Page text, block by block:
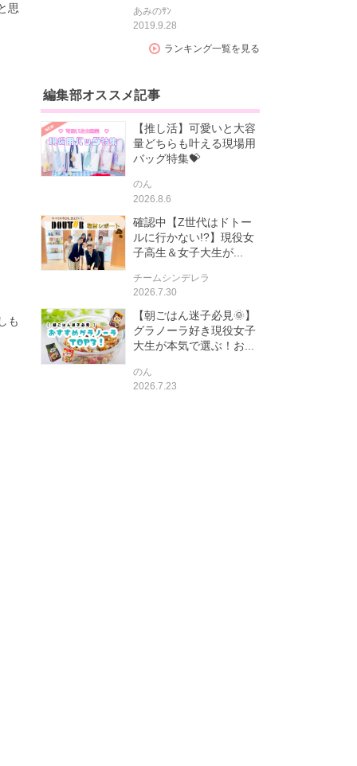
思
も
あみのｻﾝ
2019.9.28
ランキング一覧を見る
編集部オススメ記事
【推し活】可愛いと大容
量どちらも叶える現場用
バッグ特集💝
のん
2026.8.6
確認中【Z世代はドトー
ルに行かない!?】現役女
子高生＆女子大生が...
チームシンデレラ
2026.7.30
【朝ごはん迷子必見🌞】
グラノーラ好き現役女子
大生が本気で選ぶ！お...
のん
2026.7.23